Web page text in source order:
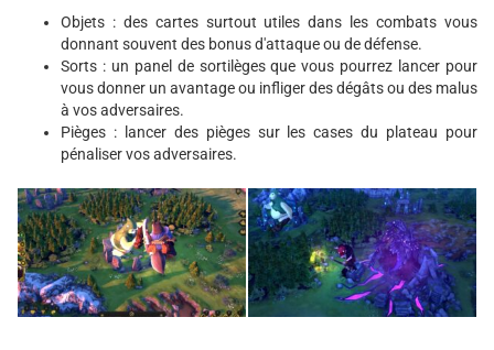
Objets : des cartes surtout utiles dans les combats vous
donnant souvent des bonus d'attaque ou de défense.
Sorts : un panel de sortilèges que vous pourrez lancer pour
vous donner un avantage ou infliger des dégâts ou des malus
à vos adversaires.
Pièges : lancer des pièges sur les cases du plateau pour
pénaliser vos adversaires.